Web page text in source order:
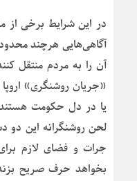
در این شرایط برخی از
آگاهی‌هایی هرچند
آن را به مردم منتقل
«جریان روشنگری»
یا در دل حکومت
لحن روشنگرانه این دو
جرات و فضای لازم
بخواهد حرف صریح